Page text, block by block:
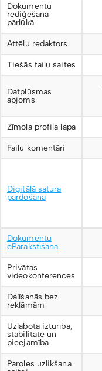
Dokumentu
rediģēšana
pārlūkā
Attēlu redaktors
Tiešās failu saites
Datplūsmas
apjoms
Zīmola profila lapa
Failu komentāri
Digitālā satura
pārdošana
Dokumentu
eParakstīšana
Privātas
videokonferences
Dalīšanās bez
reklāmām
Uzlabota izturība,
stabilitāte un
pieejamība
Paroles uzlikšana